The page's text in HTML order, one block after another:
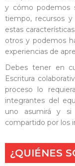
y cómo podemos
tiempo, recursos
estas
otros y podemos
experiencias de
Debes tener en
Escritura
proceso lo
integrantes del
uno asumirá y
compartido por los
¿QUIÉNES